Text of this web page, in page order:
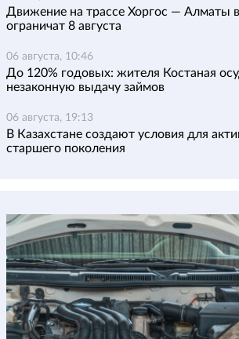
Движение на трассе Хоргос — Алматы
ограничат 8 августа
06 августа, 10:46
До 120% годовых: жителя Костаная
незаконную выдачу займов
06 августа, 19:13
В Казахстане создают условия для
старшего поколения